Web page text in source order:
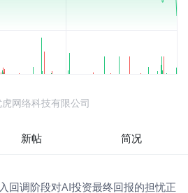
网络科技有限公司
新帖 简况
回调阶段对AI投资最终回报的担忧正